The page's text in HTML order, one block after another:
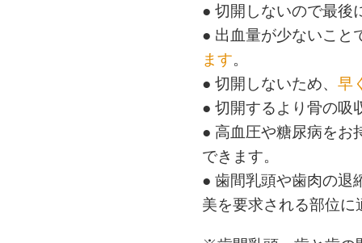
● 切開しないので最後
● 出血量が少ないこと
ます。
● 切開しないため、 早
● 切開するより骨の吸
● 高血圧や糖尿病をお
できます。
● 歯間乳頭や歯肉の退
美を要求される部位に